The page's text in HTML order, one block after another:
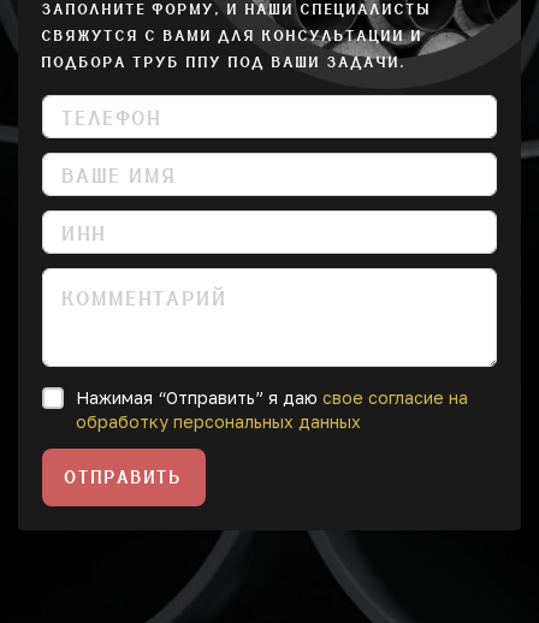
ЗАПОЛНИТЕ ФОРМУ, И НАШИ СПЕЦИАЛИСТЫ
СВЯЖУТСЯ С ВАМИ ДЛЯ КОНСУЛЬТАЦИИ И
ПОДБОРА ТРУБ ППУ ПОД ВАШИ ЗАДАЧИ.
Нажимая “Отправить” я даю свое согласие на
обработку персональных данных
ОТПРАВИТЬ